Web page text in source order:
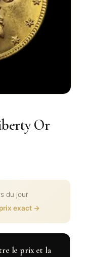
Or
du jour
exact →
le prix et la